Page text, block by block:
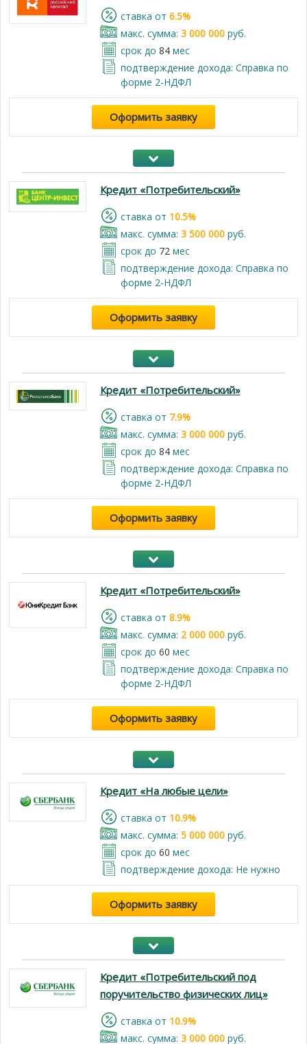
cтавка от 6.5%
макс. сумма: 3 000 000руб.
срок до 84мес
подтверждение дохода: Справка по
форме 2-НДФЛ
Оформить заявку
Кредит «Потребительский»
cтавка от 10.5%
макс. сумма: 3 500 000руб.
срок до 72 мес
подтверждение дохода: Справка по
форме 2-НДФЛ
Оформить заявку
Кредит «Потребительский»
cтавка от 7.9%
макс. сумма: 3 000 000руб.
срок до 84мес
подтверждение дохода: Справка по
форме 2-НДФЛ
Оформить заявку
Кредит «Потребительский»
cтавка от 8.9%
макс. сумма: 2 000 000руб.
срок до 60 мес
подтверждение дохода: Справка по
форме 2-НДФЛ
Оформить заявку
Кредит «На любые цели»
cтавка от 10.9%
макс. сумма: 5 000 000руб.
срок до 60 мес
подтверждение дохода: Не нужно
Оформить заявку
Кредит «Потребительский под
поручительство физических лиц»
cтавка от 10.9%
макс. сумма: 3 000 000руб.